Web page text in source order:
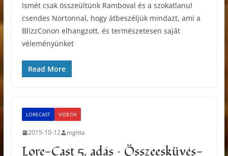
Ismét csak összeültünk Ramboval és a szokatlanul
csendes Nortonnal, hogy átbeszéljük mindazt, ami a
BlizzConon elhangzott, és természetesen saját
véleményünket
Read More
LORECAST VIDEÓK
2015-10-12 mgitta
Lore-Cast 5. adás – Összeesküvés-